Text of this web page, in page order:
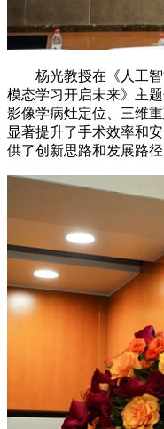
杨光教授在《人工智
模态学习开启未来》主
影像学病灶定位、三维
显著提升了手术效率和
供了创新思路和发展路径